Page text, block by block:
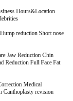
Hours&Location
Hump reduction Short nose
Jaw Reduction Chin
Reduction Full Face Fat
Medical
Canthoplasty revision